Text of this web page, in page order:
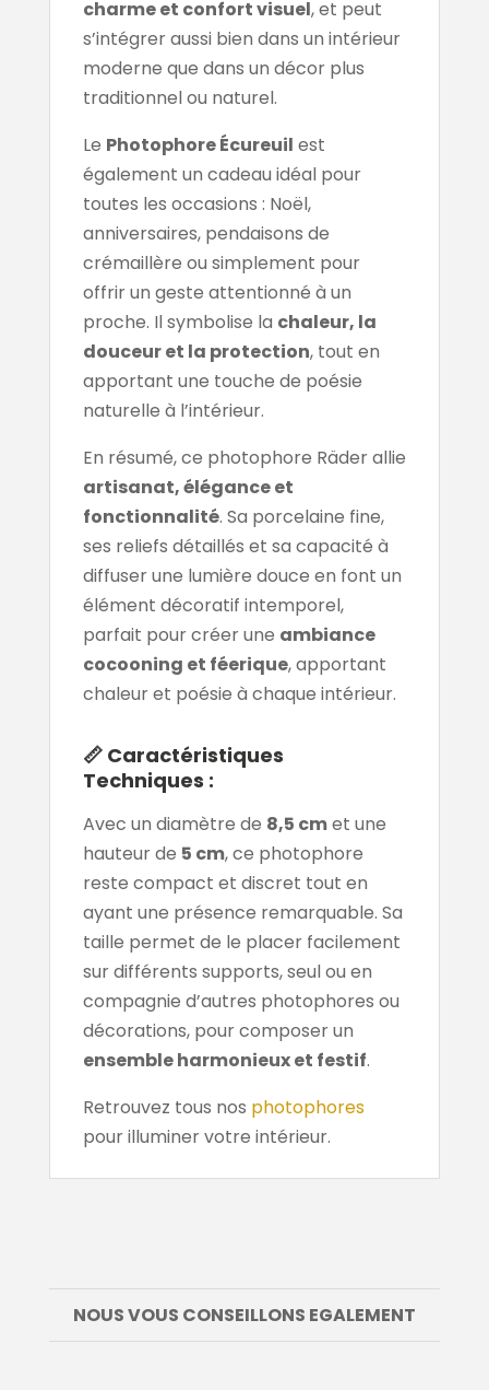
charme et confort visuel, et peut
s’intégrer aussi bien dans un intérieur
moderne que dans un décor plus
traditionnel ou naturel.
Le Photophore Écureuil est
également un cadeau idéal pour
toutes les occasions : Noël,
anniversaires, pendaisons de
crémaillère ou simplement pour
offrir un geste attentionné à un
proche. Il symbolise la chaleur, la
douceur et la protection, tout en
apportant une touche de poésie
naturelle à l’intérieur.
En résumé, ce photophore Räder allie
artisanat, élégance et
fonctionnalité. Sa porcelaine fine,
ses reliefs détaillés et sa capacité à
diffuser une lumière douce en font un
élément décoratif intemporel,
parfait pour créer une ambiance
cocooning et féerique, apportant
chaleur et poésie à chaque intérieur.
📏 Caractéristiques
Techniques :
Avec un diamètre de 8,5 cmet une
hauteur de 5 cm, ce photophore
reste compact et discret tout en
ayant une présence remarquable. Sa
taille permet de le placer facilement
sur différents supports, seul ou en
compagnie d’autres photophores ou
décorations, pour composer un
ensemble harmonieux et festif.
Retrouvez tous nos photophores
pour illuminer votre intérieur.
NOUS VOUS CONSEILLONS EGALEMENT